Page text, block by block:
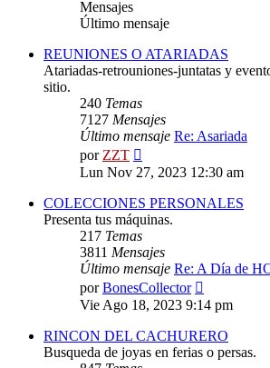
Mensajes
Último mensaje
REUNIONES O ATARIADAS
Atariadas-retrouniones-juntatas y
sitio.
240 Temas
7127 Mensajes
Último mensaje Re: Asariada
porZZT
último
Lun Nov 27, 2023 12:30 am
COLECCIONES PERSONALES
Presenta tus máquinas.
217 Temas
3811 Mensajes
Último mensaje Re: A Día de
porBonesCollector
último
mensaje
Vie Ago 18, 2023 9:14 pm
RINCON DEL CACHURERO
Busqueda de joyas en ferias o persas.